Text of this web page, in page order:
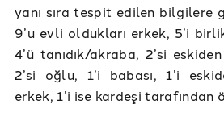
yanı sıra tespit edilen bilgilere
9’u evli oldukları erkek, 5’i
4’ü tanıdık/akraba, 2’si
2’si oğlu, 1’i babası, 1’i
erkek, 1’i ise kardeşi tarafından